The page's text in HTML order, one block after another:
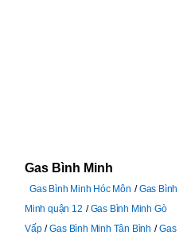
Gas Bình Minh
Gas Bình Minh Hóc Môn
Gas Bình
Minh quận 12
Gas Bình Minh Gò
Vấp
Gas Bình Minh Tân Bình
Gas